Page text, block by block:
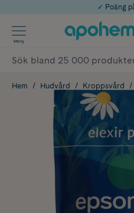
Årets Butik
Använd kod:
✓ Rådgivning från
✓ Poäng
Meny
Hem Hudvård Kroppsvård